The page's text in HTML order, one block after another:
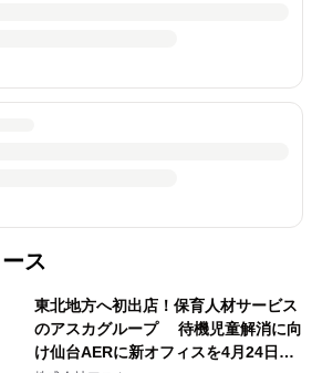
ス
東北地方へ初出店！保育人材サービス
のアスカグループ 待機児童解消に向
け仙台AERに新オフィスを4月24日オ